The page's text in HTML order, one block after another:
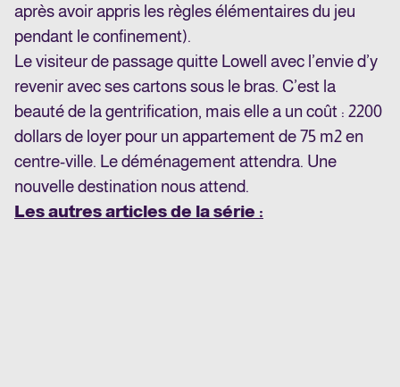
après avoir appris les règles élémentaires du jeu
pendant le confinement).
Le visiteur de passage quitte Lowell avec l’envie d’y
revenir avec ses cartons sous le bras. C’est la
beauté de la gentrification, mais elle a un coût : 2200
dollars de loyer pour un appartement de 75 m2 en
centre-ville. Le déménagement attendra. Une
nouvelle destination nous attend.
Les autres articles de la série :